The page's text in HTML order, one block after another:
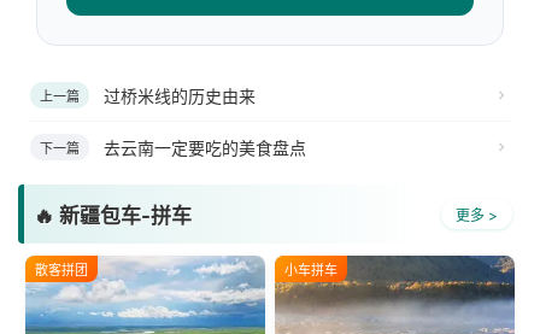
上一篇 过桥米线的历史由来
下一篇 去云南一定要吃的美食盘点
🔥 新疆包车-拼车 更多 >
散客拼团 小车拼车